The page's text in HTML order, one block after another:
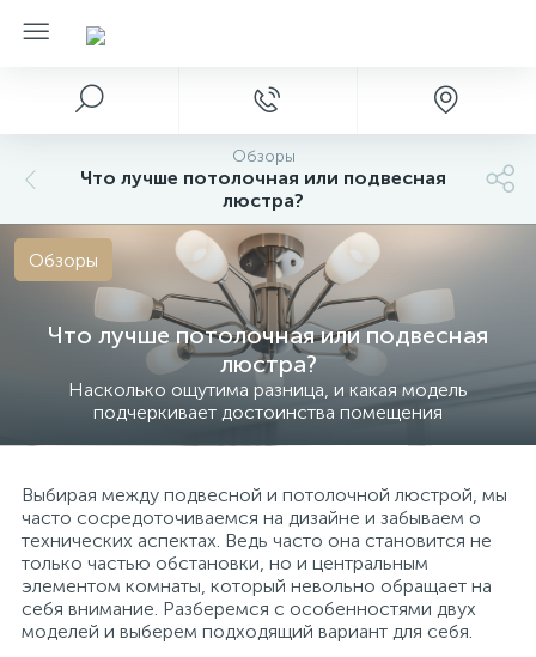
Обзоры
Что лучше потолочная или подвесная
люстра?
Что лучше потолочная или подвесная
люстра?
Насколько ощутима разница, и какая модель
подчеркивает достоинства помещения
Обзоры
Выбирая между подвесной и потолочной люстрой, мы
часто сосредоточиваемся на дизайне и забываем о
технических аспектах. Ведь часто она становится не
только частью обстановки, но и центральным
элементом комнаты, который невольно обращает на
себя внимание. Разберемся с особенностями двух
моделей и выберем подходящий вариант для себя.